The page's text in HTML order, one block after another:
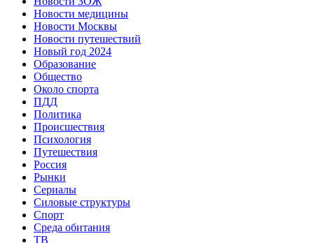
Новости медицины
Новости Москвы
Новости путешествий
Новый год 2024
Образование
Общество
Около спорта
ПДД
Политика
Происшествия
Психология
Путешествия
Россия
Рынки
Сериалы
Силовые структуры
Спорт
Среда обитания
ТВ